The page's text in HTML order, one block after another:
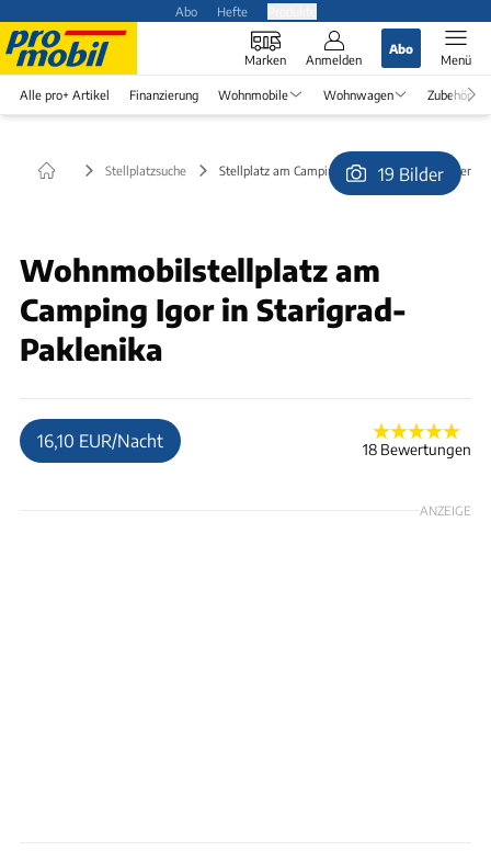
Abo Hefte
Marken Anmelden
Abo
Menü
Alle pro+ Artikel Finanzierung Wohnmobile Wohnwagen Zubehör
Stellplatzsuche Stellplatz am Camping Igor in Starigrad-Paklenika
19 Bilder
Wohnmobilstellplatz am
Camping Igor in Starigrad-
Paklenika
16,10 EUR/Nacht 18 Bewertungen
ANZEIGE